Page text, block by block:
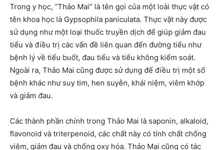
Trong y học, “Thảo Mai” là tên gọi của một loài thực vật có
tên khoa học là Gypsophila paniculata. Thực vật này được
sử dụng như một loại thuốc truyền dịch để giúp giảm đau
tiểu và điều trị các vấn đề liên quan đến đường tiểu như
bệnh lý về tiểu buốt, đau tiểu và tiểu không kiểm soát.
Ngoài ra, Thảo Mai cũng được sử dụng để điều trị một số
bệnh khác như suy tim, hen suyễn, khái niệm, viêm khớp
và giảm đau.
Các thành phần chính trong Thảo Mai là saponin, alkaloid,
flavonoid và triterpenoid, các chất này có tính chất chống
viêm, giảm đau và chống oxy hóa. Thảo Mai cũng có tác